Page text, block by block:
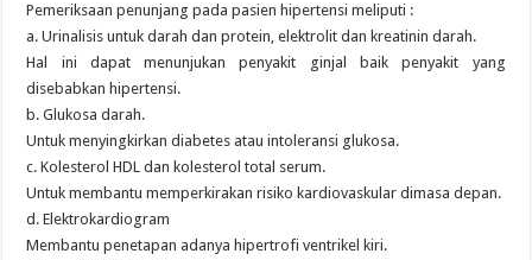
Pemeriksaan penunjang pada pasien hipertensi meliputi :
a. Urinalisis untuk darah dan protein, elektrolit dan kreatinin darah.
Hal ini dapat menunjukan penyakit ginjal baik penyakit yang
disebabkan hipertensi.
b. Glukosa darah.
Untuk menyingkirkan diabetes atau intoleransi glukosa.
c. Kolesterol HDL dan kolesterol total serum.
Untuk membantu memperkirakan risiko kardiovaskular dimasa depan.
d. Elektrokardiogram
Membantu penetapan adanya hipertrofi ventrikel kiri.